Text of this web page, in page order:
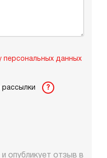
персональных данных
рассылки ?
опубликует отзыв в